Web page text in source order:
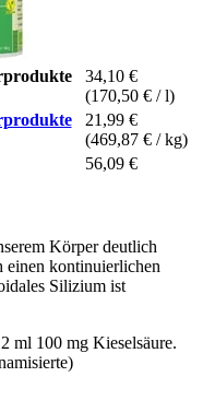
34,10 €
(170,50 € / l)
21,99 €
(469,87 € / kg)
56,09 €
Körper deutlich
einen kontinuierlichen
Silizium ist
ml 100 mg Kieselsäure.